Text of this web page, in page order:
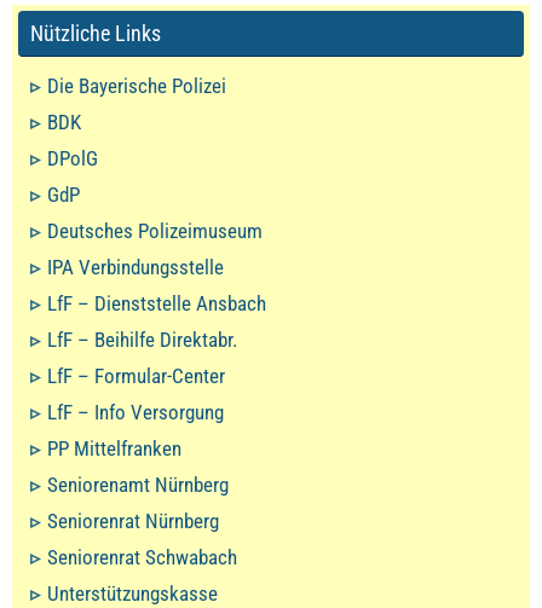
Nützliche Links
Die Bayerische Polizei
BDK
DPolG
GdP
Deutsches Polizeimuseum
IPA Verbindungsstelle
LfF – Dienststelle Ansbach
LfF – Beihilfe Direktabr.
LfF – Formular-Center
LfF – Info Versorgung
PP Mittelfranken
Seniorenamt Nürnberg
Seniorenrat Nürnberg
Seniorenrat Schwabach
Unterstützungskasse